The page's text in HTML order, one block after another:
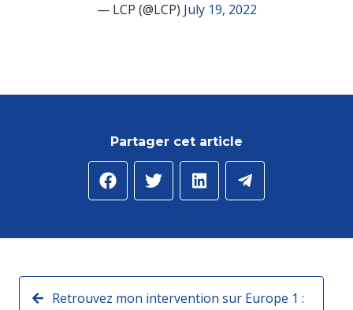
— LCP (@LCP) July 19, 2022
Partager cet article
Retrouvez mon intervention sur Europe 1 :